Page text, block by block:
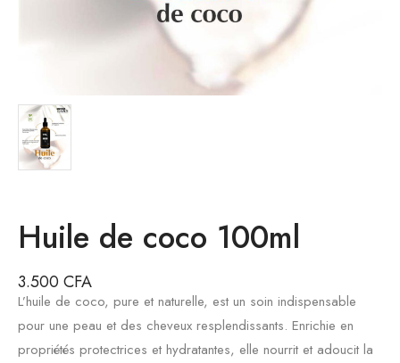
Huile de coco 100ml
3.500 CFA
L’huile de coco, pure et naturelle, est un soin indispensable
pour une peau et des cheveux resplendissants. Enrichie en
propriétés protectrices et hydratantes, elle nourrit et adoucit la